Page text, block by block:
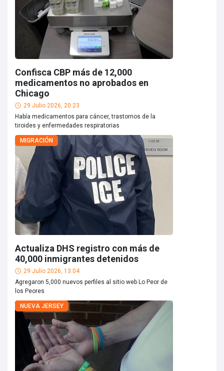
Confisca CBP más de 12,000
medicamentos no aprobados en
Chicago
29 Julio 2026, 20:23
Había medicamentos para cáncer, trastornos de la
tiroides y enfermedades respiratorias
MIGRACIÓN
Actualiza DHS registro con más de
40,000 inmigrantes detenidos
29 Julio 2026, 13:04
Agregaron 5,000 nuevos perfiles al sitio web Lo Peor de
los Peores
NUEVA JERSEY